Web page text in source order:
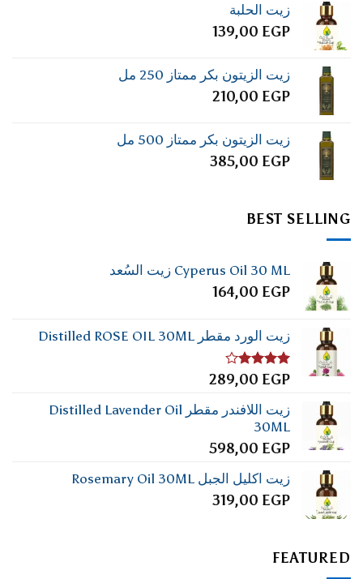
زيت الحلبة
139,00 EGP
زيت الزيتون بكر ممتاز 250 مل
210,00 EGP
زيت الزيتون بكر ممتاز 500 مل
385,00 EGP
BEST SELLING
Cyperus Oil 30 ML زيت السُعد
164,00 EGP
زيت الورد مقطر Distilled ROSE OIL 30ML
تم
من
5
289,00 EGP
زيت اللافندر مقطر Distilled Lavender Oil
30ML
598,00 EGP
زيت اكليل الجبل Rosemary Oil 30ML
319,00 EGP
FEATURED